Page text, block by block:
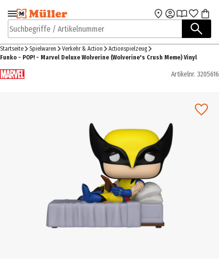
Zur Navigation
springen
Zum Hauptinhalt
Suchbegriffe / Artikelnummer
Startseite Spielwaren Verkehr & Action
Actionspielzeug
Funko - POP! - Marvel Deluxe Wolverine (Wolverine's Crush Meme) Vinyl
Artikelnr. 3205616